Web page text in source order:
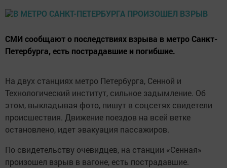
СМИ сообщают о последствиях взрыва в метро Санкт-
Петербурга, есть пострадавшие и погибшие.
На двух станциях метро Петербурга, Сенной и
Технологический институт, сильное задымление. Об
этом, выкладывая фото, пишут в соцсетях свидетели
происшествия. Движение поездов на всей ветке
остановлено, идет эвакуация пассажиров.
По свидетельству очевидцев, на станции «Сенная»
произошел взрыв в вагоне, есть пострадавшие.